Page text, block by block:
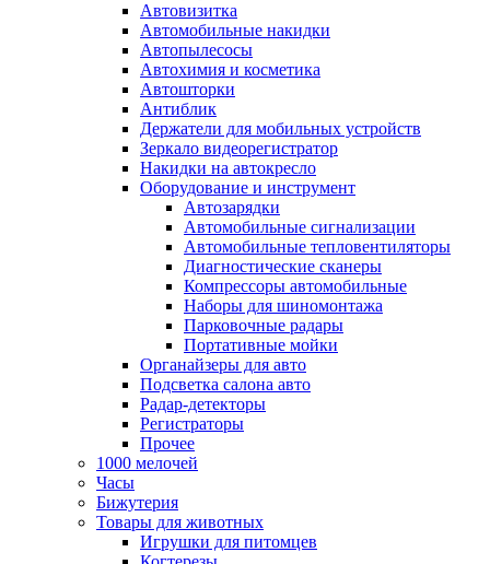
Автовизитка
Автомобильные накидки
Автопылесосы
Автохимия и косметика
Автошторки
Антиблик
Держатели для мобильных устройств
Зеркало видеорегистратор
Накидки на автокресло
Оборудование и инструмент
Автозарядки
Автомобильные сигнализации
Автомобильные тепловентиляторы
Диагностические сканеры
Компрессоры автомобильные
Наборы для шиномонтажа
Парковочные радары
Портативные мойки
Органайзеры для авто
Подсветка салона авто
Радар-детекторы
Регистраторы
Прочее
1000 мелочей
Часы
Бижутерия
Товары для животных
Игрушки для питомцев